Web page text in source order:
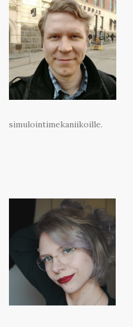
simulointimekaniikoille.